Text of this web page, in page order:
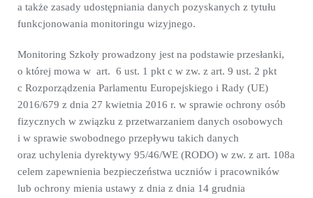
a także zasady udostępniania danych pozyskanych z tytułu
funkcjonowania monitoringu wizyjnego.
Monitoring Szkoły prowadzony jest na podstawie przesłanki,
o której mowa w art. 6 ust. 1 pkt c w zw. z art. 9 ust. 2 pkt
c Rozporządzenia Parlamentu Europejskiego i Rady (UE)
2016/679 z dnia 27 kwietnia 2016 r. w sprawie ochrony osób
fizycznych w związku z przetwarzaniem danych osobowych
i w sprawie swobodnego przepływu takich danych
oraz uchylenia dyrektywy 95/46/WE (RODO) w zw. z art. 108a
celem zapewnienia bezpieczeństwa uczniów i pracowników
lub ochrony mienia ustawy z dnia z dnia 14 grudnia